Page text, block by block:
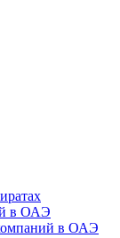
в ОАЭ
в ОАЭ